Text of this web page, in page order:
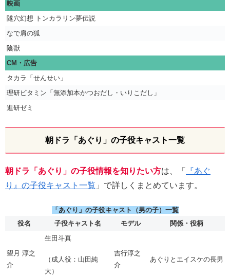
映画
隧穴幻想 トンカラリン夢伝説
なで肩の狐
陰獣
CM・広告
タカラ「せんせい」
理研ビタミン「無添加本かつおだし・いりこだし」
進研ゼミ
朝ドラ「あぐり」の子役キャスト一覧
朝ドラ「あぐり」の子役情報を知りたい方は、「
『あぐ
り』の子役キャスト一覧 」で詳しくまとめています。
「あぐり」の子役キャスト（男の子）一覧
役名
子役キャスト名 モデル 関係・役柄
望月 淳之
介
生田斗真
（成人役：山田純
大）
吉行淳之
介
あぐりとエイスケの長男